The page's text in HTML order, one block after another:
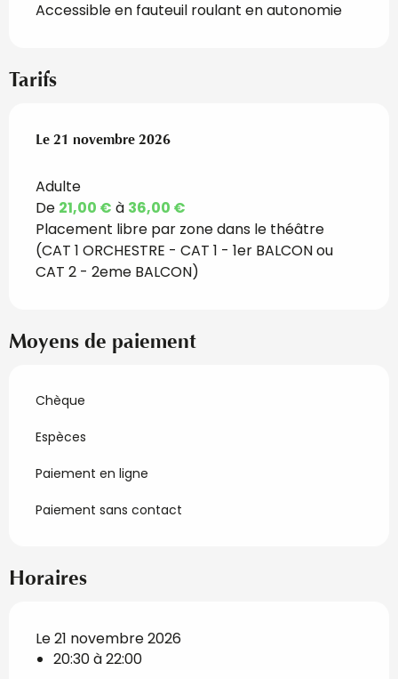
Accessible en fauteuil roulant en autonomie
Tarifs
Le 21 novembre 2026
Le 21 novembre 2026
Adulte
De 21,00 € à 36,00 €
Placement libre par zone dans le théâtre
(CAT 1 ORCHESTRE - CAT 1 - 1er BALCON ou
CAT 2 - 2eme BALCON)
Moyens de paiement
Chèque
Espèces
Paiement en ligne
Paiement sans contact
Horaires
Le 21 novembre 2026
20:30 à 22:00